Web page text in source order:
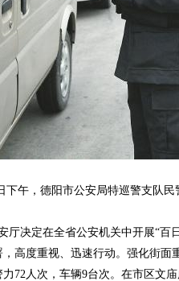
午，德阳市公安局特巡警支队民
决定在全省公安机关中开展“百
高度重视、迅速行动。强化街
72人次，车辆9台次。在市区文